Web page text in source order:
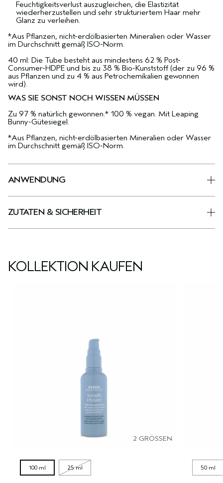
Feuchtigkeitsverlust auszugleichen, die Elastizität
wiederherzustellen und sehr strukturiertem Haar mehr
Glanz zu verleihen.
*Aus Pflanzen, nicht-erdölbasierten Mineralien oder Wasser
im Durchschnitt gemäß ISO-Norm.
40 ml: Die Tube besteht aus mindestens 62 % Post-
Consumer-HDPE und bis zu 38 % Bio-Kunststoff (der zu 96 %
aus Pflanzen und zu 4 % aus Petrochemikalien gewonnen
wird).
WAS SIE SONST NOCH WISSEN MÜSSEN
Zu 97 % natürlich gewonnen.* 100 % vegan. Mit Leaping
Bunny-Gütesiegel.
*Aus Pflanzen, nicht-erdölbasierten Mineralien oder Wasser
im Durchschnitt gemäß ISO-Norm.
ANWENDUNG
ZUTATEN & SICHERHEIT
KOLLEKTION KAUFEN
2 GRÖSSEN
100 ml 25 ml 50 ml